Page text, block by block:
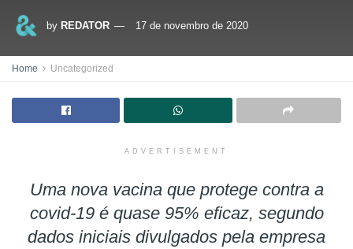
by REDATOR 17 de novembro de 2020
Home Uncategorized
ADVERTISEMENT
Uma nova vacina que protege contra a
covid-19 é quase 95% eficaz, segundo
dados iniciais divulgados pela empresa